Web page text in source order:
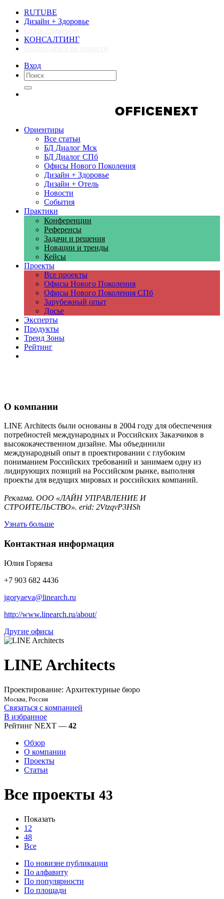
RUTUBE
Дизайн + Здоровье
КОНСАЛТИНГ
Вход
Ориентиры
Все статьи
БД Диалог Мск
БД Диалог СПб
Офисы Нового Поколения
Дизайн + Здоровье
Дизайн + Отель
Новости
События
Практики
Конференции
Референсы
Задачи и решения
Новации и тренды
Кейсы
Проекты
Все проекты
Офисы Нового Поколения
Офисы Нового Поколения СПб
Зарубежный опыт
Досье
Эксперты
Продукты
Тренд Зоны
Рейтинг
О компании
LINE Architects были основаны в 2004 году для обеспечения
потребностей международных и Российских Заказчиков в
высококачественном дизайне. Мы объединили
международный опыт в проектировании с глубоким
пониманием Российских требований и занимаем одну из
лидирующих позиций на Российском рынке, выполняя
проекты для ведущих мировых и российских компаний.
Реклама. ООО «ЛАЙН УПРАВЛЕНИЕ И
СТРОИТЕЛЬСТВО». erid: 2VtzqvP3HSh
Узнать больше
Контактная информация
Юлия Горяева
+7 903 682 4436
jgoryaeva@linearch.ru
http://www.linearch.ru/about/
Другие офисы
LINE Architects
Проектирование: Архитектурные бюро
Москва, Россия
Связаться с компанией
В избранное
Рейтинг NEXT — 42
Обзор
О компании
Проекты
Статьи
Все проекты 43
Показать
12
48
Все
По новизне публикации
По алфавиту
По популярности
По площади